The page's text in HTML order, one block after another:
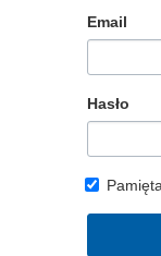
Email
Hasło